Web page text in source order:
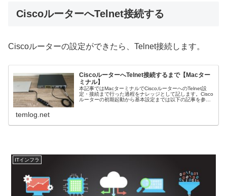
CiscoルーターへTelnet接続する
Ciscoルーターの設定ができたら、Telnet接続します。
CiscoルーターへTelnet接続するまで【Macター
ミナル】
本記事ではMacターミナルでCiscoルーターへのTelnet設
定・接続まで行った過程をナレッジとして記します。Cisco
ルーターの初期起動から基本設定までは以下の記事を参照
temlog.net
ITインフラ